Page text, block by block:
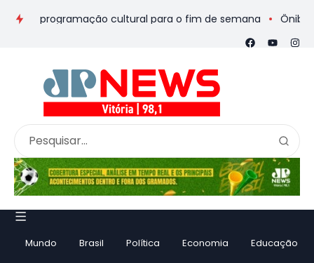
e programação cultural para o fim de semana Ônibus de
Mundo Brasil Política Economia Educação